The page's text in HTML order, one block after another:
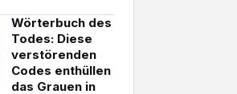
Wörterbuch des
Todes: Diese
verstörenden
Codes enthüllen
das Grauen in